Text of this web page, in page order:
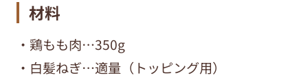
材料
・鶏もも肉…350g
・白髪ねぎ…適量（トッピング用）